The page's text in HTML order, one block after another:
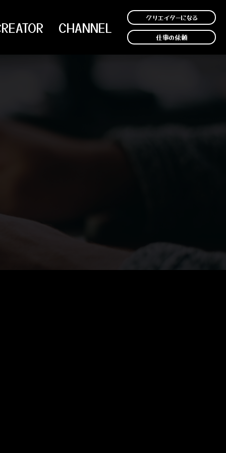
CHANNEL
クリエイターになる
仕事の依頼